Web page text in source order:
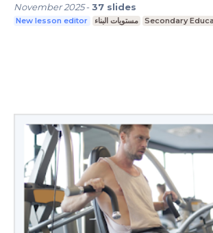
November 2025-37 slides
New lesson editor مستويات البناء Secondary